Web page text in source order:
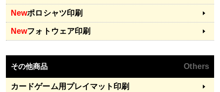
Newポロシャツ印刷
Newフォトウェア印刷
その他商品 Others
カードゲーム用プレイマット印刷